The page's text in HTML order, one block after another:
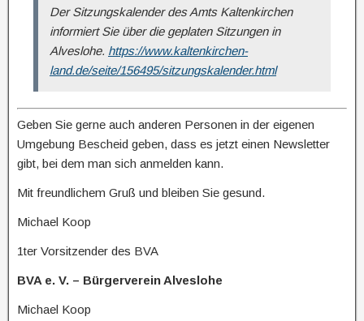
Der Sitzungskalender des Amts Kaltenkirchen
informiert Sie über die geplaten Sitzungen in
Alveslohe. https://www.kaltenkirchen-
land.de/seite/156495/sitzungskalender.html
Geben Sie gerne auch anderen Personen in der eigenen
Umgebung Bescheid geben, dass es jetzt einen Newsletter
gibt, bei dem man sich anmelden kann.
Mit freundlichem Gruß und bleiben Sie gesund.
Michael Koop
1ter Vorsitzender des BVA
BVA e. V. – Bürgerverein Alveslohe
Michael Koop